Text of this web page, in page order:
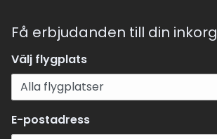
Få erbjudanden till din inkorg
Välj flygplats
E-postadress